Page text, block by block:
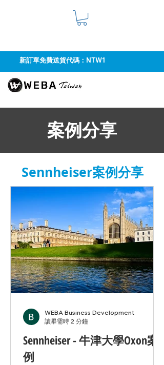
新訂單免費送貨代碼：NTW1
案例分享
Sennheiser​案例分享
Sennheiser - 牛津大學Oxon案
例
WEBA Business Development
讀畢需時 2 分鐘